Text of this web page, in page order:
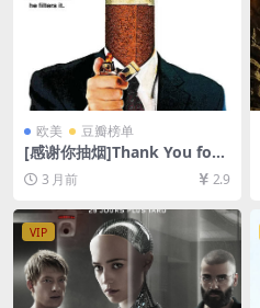
欧美 豆瓣榜单
[感谢你抽烟]Thank You for
Smoking (2005)[百度网盘
+夸克网盘1080P超清未删减
4/5.8GB][中英字幕]
3 月前 2.9
VIP